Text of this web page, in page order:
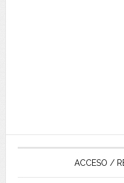
ACCESO /